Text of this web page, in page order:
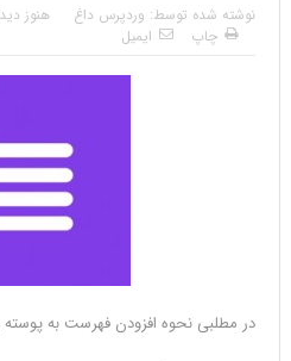
نوشته شده توسط: وردپرس داغ
هنوز
چاپ
ایمیل
در مطلبی نحوه افزودن فهرست به